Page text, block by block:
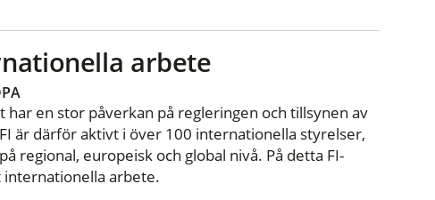
arbete
en stor påverkan på regleringen och tillsynen av
är därför aktivt i över 100 internationella styrelser,
regional, europeisk och global nivå. På detta FI-
arbete.